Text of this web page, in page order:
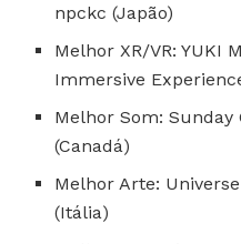
npckc (Japão)
Melhor XR/VR: YUKI
Immersive
Melhor Som:
(Canadá)
Melhor Arte:
(Itália)